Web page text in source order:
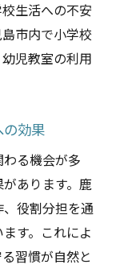
生活への不安
市内で小学校
児教室の利用
効果
る機会が多
あります。鹿
役割分担を通
す。これによ
習慣が自然と